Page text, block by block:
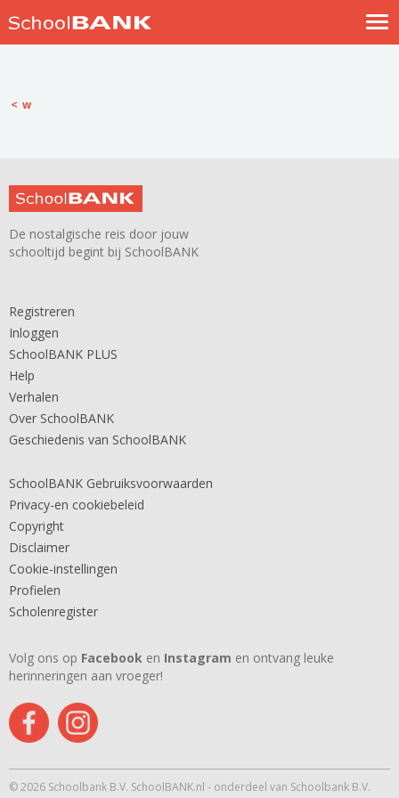
w
De nostalgische reis door jouw
schooltijd begint bij SchoolBANK
Registreren
Inloggen
SchoolBANK PLUS
Help
Verhalen
Over SchoolBANK
Geschiedenis van SchoolBANK
SchoolBANK Gebruiksvoorwaarden
Privacy-en cookiebeleid
Copyright
Disclaimer
Cookie-instellingen
Profielen
Scholenregister
Volg ons op Facebook en Instagram en ontvang leuke
herinneringen aan vroeger!
© 2026 Schoolbank B.V. SchoolBANK.nl - onderdeel van Schoolbank B.V.